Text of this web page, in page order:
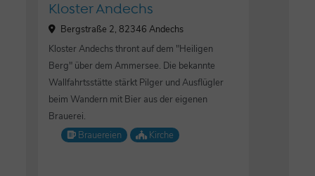
Kloster Andechs
Bergstraße 2, 82346 Andechs
Kloster Andechs thront auf dem "Heiligen
Berg" über dem Ammersee. Die bekannte
Wallfahrtsstätte stärkt Pilger und Ausflügler
beim Wandern mit Bier aus der eigenen
Brauerei.
Brauereien
Kirche